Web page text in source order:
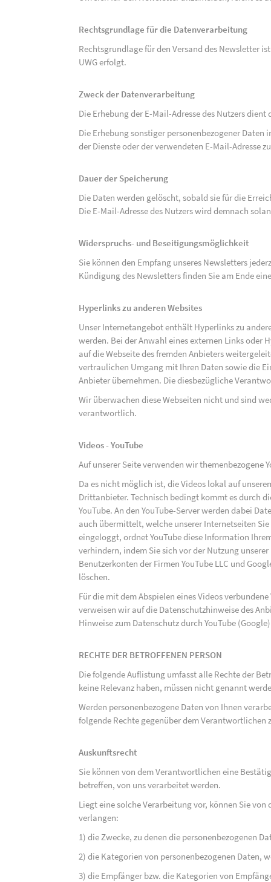
Rechtsgrundlage für die Datenverarbeitung
Rechtsgrundlage für den Versand des Newsletter ist
UWG erfolgt.
Zweck der Datenverarbeitung
Die Erhebung der E-Mail-Adresse des Nutzers
Die Erhebung sonstiger personenbezogener
der Dienste oder der verwendeten E-Mail-Adresse
Dauer der Speicherung
Die Daten werden gelöscht, sobald sie für die
Die E-Mail-Adresse des Nutzers wird demnach
Widerspruchs- und Beseitigungsmöglichkeit
Sie können den Empfang unseres Newsletters
Kündigung des Newsletters finden Sie am Ende
Hyperlinks zu anderen Websites
Unser Internetangebot enthält Hyperlinks zu
werden. Bei der Anwahl eines externen Links oder
auf die Webseite des fremden Anbieters
vertraulichen Umgang mit Ihren Daten sowie die
Anbieter übernehmen. Die diesbezügliche
Wir überwachen diese Webseiten nicht und sind
verantwortlich.
Videos - YouTube
Auf unserer Seite verwenden wir
Da es nicht möglich ist, die Videos lokal auf
Drittanbieter. Technisch bedingt kommt es durch
YouTube. An den YouTube-Server werden dabei
auch übermittelt, welche unserer Internetseiten
eingeloggt, ordnet YouTube diese Information
verhindern, indem Sie sich vor der Nutzung
Benutzerkonten der Firmen YouTube LLC und
löschen.
Für die mit dem Abspielen eines Videos
verweisen wir auf die Datenschutzhinweise des
Hinweise zum Datenschutz durch YouTube
RECHTE DER BETROFFENEN PERSON
Die folgende Auflistung umfasst alle Rechte der
keine Relevanz haben, müssen nicht genannt
Werden personenbezogene Daten von Ihnen
folgende Rechte gegenüber dem Verantwortlichen
Auskunftsrecht
Sie können von dem Verantwortlichen eine
betreffen, von uns verarbeitet werden.
Liegt eine solche Verarbeitung vor, können Sie
verlangen:
1) die Zwecke, zu denen die personenbezogenen
2) die Kategorien von personenbezogenen Daten,
3) die Empfänger bzw. die Kategorien von